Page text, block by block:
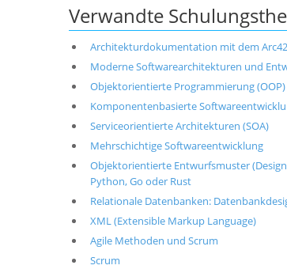
Verwandte
Architekturdokumentation mit dem
Moderne Softwarearchitekturen und
Objektorientierte Programmierung (OOP)
Komponentenbasierte
Serviceorientierte Architekturen (SOA)
Mehrschichtige Softwareentwicklung
Objektorientierte Entwurfsmuster
Python, Go oder Rust
Relationale Datenbanken:
XML (Extensible Markup Language)
Agile Methoden und Scrum
Scrum